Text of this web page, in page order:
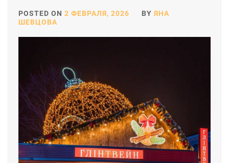
POSTED ON 2 ФЕВРАЛЯ, 2026 BY ЯНА
ШЕВЦОВА